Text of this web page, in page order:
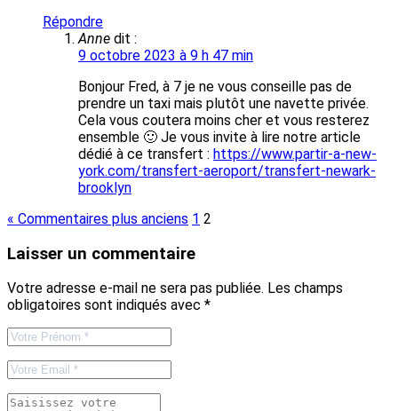
Répondre
Anne dit :
9 octobre 2023 à 9 h 47 min
Bonjour Fred, à 7 je ne vous conseille pas de
prendre un taxi mais plutôt une navette privée.
Cela vous coutera moins cher et vous resterez
ensemble 🙂 Je vous invite à lire notre article
dédié à ce transfert : https://www.partir-a-new-
york.com/transfert-aeroport/transfert-newark-
brooklyn
« Commentaires plus anciens 1 2
Laisser un commentaire
Votre adresse e-mail ne sera pas publiée. Les champs
obligatoires sont indiqués avec *